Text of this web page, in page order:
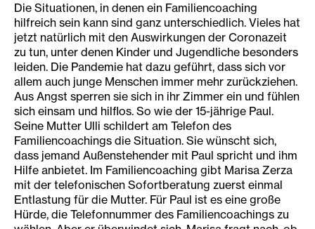
Die Situationen, in denen ein Familiencoaching
hilfreich sein kann sind ganz unterschiedlich. Vieles hat
jetzt natürlich mit den Auswirkungen der Coronazeit
zu tun, unter denen Kinder und Jugendliche besonders
leiden. Die Pandemie hat dazu geführt, dass sich vor
allem auch junge Menschen immer mehr zurückziehen.
Aus Angst sperren sie sich in ihr Zimmer ein und fühlen
sich einsam und hilflos. So wie der 15-jährige Paul.
Seine Mutter Ulli schildert am Telefon des
Familiencoachings die Situation. Sie wünscht sich,
dass jemand Außenstehender mit Paul spricht und ihm
Hilfe anbietet. Im Familiencoaching gibt Marisa Zerza
mit der telefonischen Sofortberatung zuerst einmal
Entlastung für die Mutter. Für Paul ist es eine große
Hürde, die Telefonnummer des Familiencoachings zu